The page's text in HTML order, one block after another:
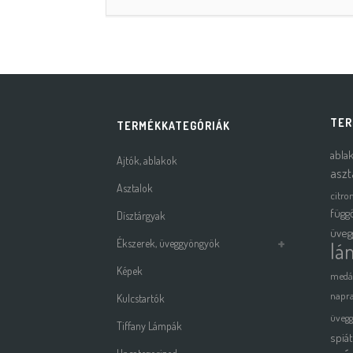
TERMÉKKATEGÓRIÁK
Ajtók, ablakok
Asztalok
Dísztárgyak
Ékszerek, üveggyöngyök
Képek
Kulcstartók
Tiffany Lámpák
ablak